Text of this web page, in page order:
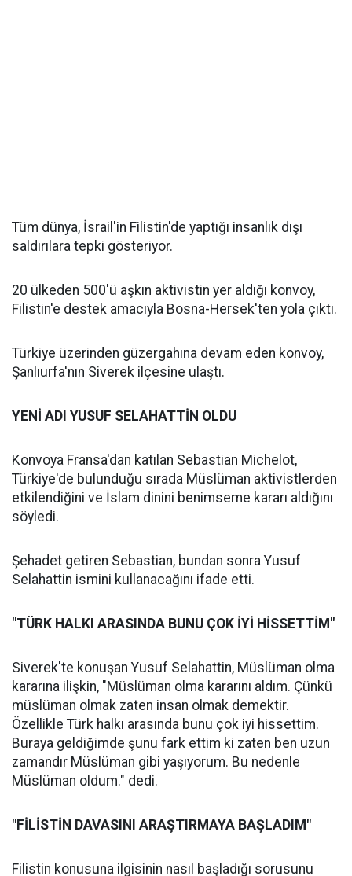
Tüm dünya, İsrail'in Filistin'de yaptığı insanlık dışı
saldırılara tepki gösteriyor.
20 ülkeden 500'ü aşkın aktivistin yer aldığı konvoy,
Filistin'e destek amacıyla Bosna-Hersek'ten yola çıktı.
Türkiye üzerinden güzergahına devam eden konvoy,
Şanlıurfa'nın Siverek ilçesine ulaştı.
YENİ ADI YUSUF SELAHATTİN OLDU
Konvoya Fransa'dan katılan Sebastian Michelot,
Türkiye'de bulunduğu sırada Müslüman aktivistlerden
etkilendiğini ve İslam dinini benimseme kararı aldığını
söyledi.
Şehadet getiren Sebastian, bundan sonra Yusuf
Selahattin ismini kullanacağını ifade etti.
"TÜRK HALKI ARASINDA BUNU ÇOK İYİ HİSSETTİM"
Siverek'te konuşan Yusuf Selahattin, Müslüman olma
kararına ilişkin, "Müslüman olma kararını aldım. Çünkü
müslüman olmak zaten insan olmak demektir.
Özellikle Türk halkı arasında bunu çok iyi hissettim.
Buraya geldiğimde şunu fark ettim ki zaten ben uzun
zamandır Müslüman gibi yaşıyorum. Bu nedenle
Müslüman oldum." dedi.
"FİLİSTİN DAVASINI ARAŞTIRMAYA BAŞLADIM"
Filistin konusuna ilgisinin nasıl başladığı sorusunu